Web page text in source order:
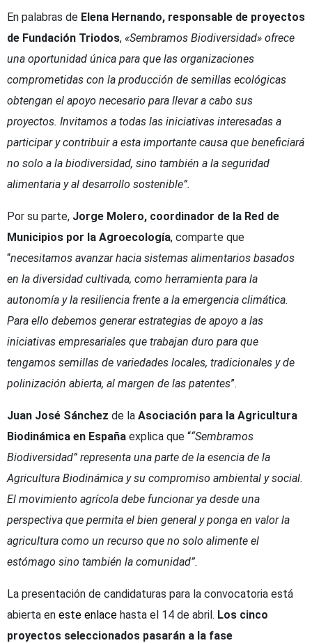
En palabras de Elena Hernando, responsable de proyectos
de Fundación Triodos, «Sembramos Biodiversidad» ofrece
una oportunidad única para que las organizaciones
comprometidas con la producción de semillas ecológicas
obtengan el apoyo necesario para llevar a cabo sus
proyectos. Invitamos a todas las iniciativas interesadas a
participar y contribuir a esta importante causa que beneficiará
no solo a la biodiversidad, sino también a la seguridad
alimentaria y al desarrollo sostenible”.
Por su parte, Jorge Molero, coordinador de la Red de
Municipios por la Agroecología, comparte que
“necesitamos avanzar hacia sistemas alimentarios basados
en la diversidad cultivada, como herramienta para la
autonomía y la resiliencia frente a la emergencia climática.
Para ello debemos generar estrategias de apoyo a las
iniciativas empresariales que trabajan duro para que
tengamos semillas de variedades locales, tradicionales y de
polinización abierta, al margen de las patentes”.
Juan José Sánchez de la Asociación para la Agricultura
Biodinámica en España explica que ““Sembramos
Biodiversidad” representa una parte de la esencia de la
Agricultura Biodinámica y su compromiso ambiental y social.
El movimiento agrícola debe funcionar ya desde una
perspectiva que permita el bien general y ponga en valor la
agricultura como un recurso que no solo alimente el
estómago sino también la comunidad”.
La presentación de candidaturas para la convocatoria está
abierta en este enlace hasta el 14 de abril. Los cinco
proyectos seleccionados pasarán a la fase